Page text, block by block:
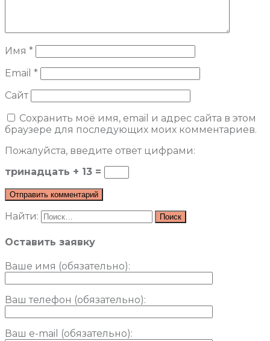
Имя *
Email *
Сайт
Сохранить моё имя, email и адрес сайта в этом
браузере для последующих моих комментариев.
Пожалуйста, введите ответ цифрами:
тринадцать + 13 =
Найти:
Оставить заявку
Ваше имя (обязательно):
Ваш телефон (обязательно):
Ваш e-mail (обязательно):